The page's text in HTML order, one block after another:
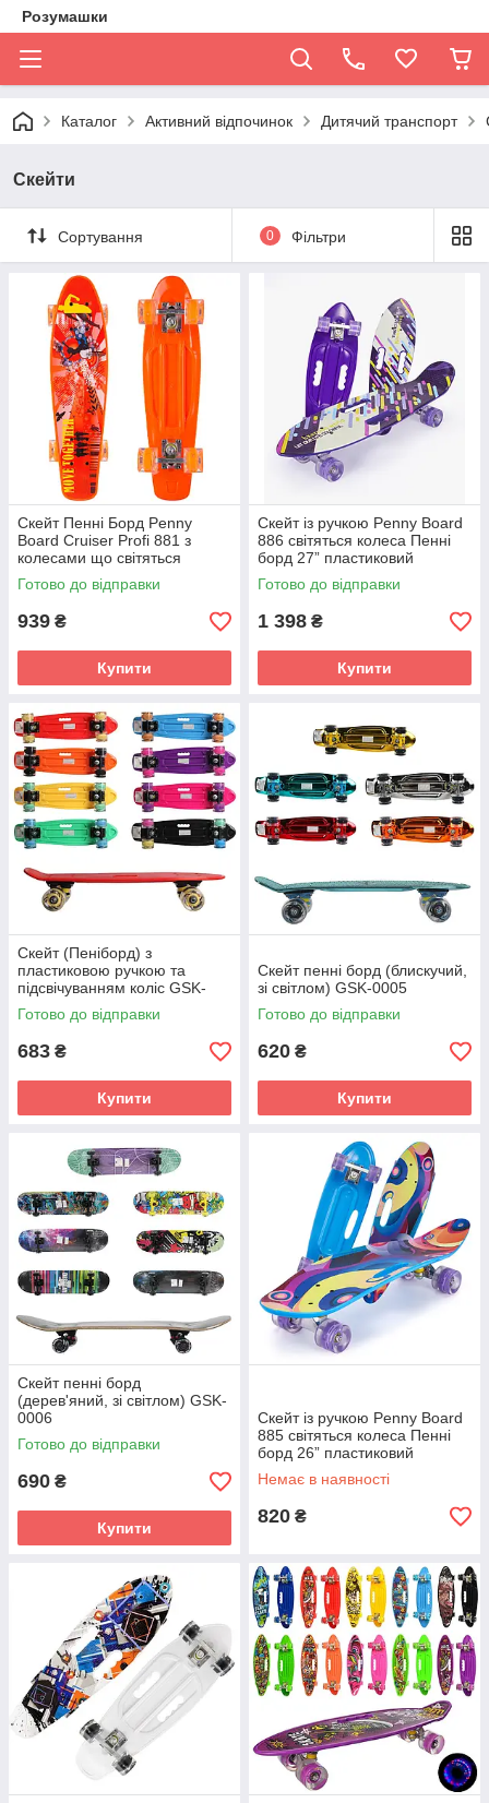
Розумашки
Каталог Активний відпочинок Дитячий транспорт
Скейти
Сортування 0 Фільтри
Скейт Пенні Борд Penny
Board Cruiser Profi 881 з
колесами що світяться
Готово до відправки
939 ₴
Купити
Скейт із ручкою Penny Board
886 світяться колеса Пенні
борд 27” пластиковий
дитячий скейтборд для дітей
підлітків
Готово до відправки
1 398 ₴
Купити
Скейт (Пеніборд) з
пластиковою ручкою та
підсвічуванням коліс GSK-
0017
Готово до відправки
683 ₴
Купити
Скейт пенні борд (блискучий,
зі світлом) GSK-0005
Готово до відправки
620 ₴
Купити
Скейт пенні борд
(дерев'яний, зі світлом) GSK-
0006
Готово до відправки
690 ₴
Купити
Скейт із ручкою Penny Board
885 світяться колеса Пенні
борд 26” пластиковий
дитячий скейтборд для дітей
підлітків
Немає в наявності
820 ₴